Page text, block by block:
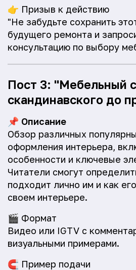
👉 Призыв к действию
"Не забудьте сохранить
будущего ремонта и
консультацию по выбору
Пост 3: "Мебельный
скандинавского до
📌 Описание
Обзор различных
оформления интерьера,
особенности и ключевые
Читатели смогут
подходит лично им и как
своем интерьере.
🎬 Формат
Видео или IGTV с
визуальными примерами.
🧲 Пример подачи